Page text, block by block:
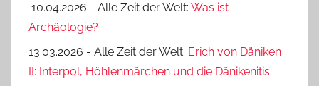
10.04.2026 - Alle Zeit der Welt: Was ist
Archäologie?
13.03.2026 - Alle Zeit der Welt: Erich von Däniken
II: Interpol, Höhlenmärchen und die Dänikenitis